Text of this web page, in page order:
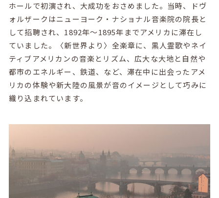
ホールで初演され、大成功をおさめました。当時、ドヴ
ォルザークはニューヨーク・ナショナル音楽院の院長と
して招聘され、 1892年～1895年までアメリカに滞在し
ていました。〈新世界より〉全楽章に、黒人霊歌やネイ
ティブアメリカンの音楽とリズム、広大な大地と自然や
都市のエネルギー、鉄道、など、滞在中に出会ったアメ
リカの体験や新大陸の風景が音のイメージとして巧みに
織り込まれています。